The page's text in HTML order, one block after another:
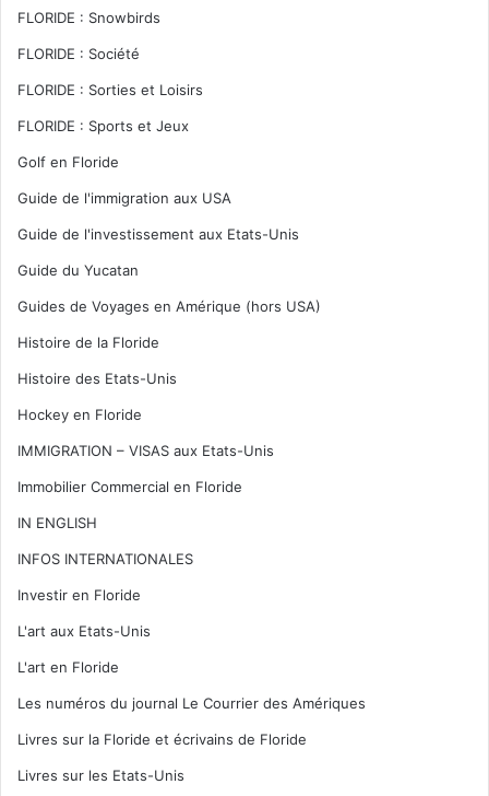
FLORIDE : Snowbirds
FLORIDE : Société
FLORIDE : Sorties et Loisirs
FLORIDE : Sports et Jeux
Golf en Floride
Guide de l'immigration aux USA
Guide de l'investissement aux Etats-Unis
Guide du Yucatan
Guides de Voyages en Amérique (hors USA)
Histoire de la Floride
Histoire des Etats-Unis
Hockey en Floride
IMMIGRATION – VISAS aux Etats-Unis
Immobilier Commercial en Floride
IN ENGLISH
INFOS INTERNATIONALES
Investir en Floride
L'art aux Etats-Unis
L'art en Floride
Les numéros du journal Le Courrier des Amériques
Livres sur la Floride et écrivains de Floride
Livres sur les Etats-Unis